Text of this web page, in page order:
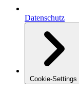
Datenschutz
Cookie-Settings